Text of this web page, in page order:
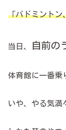
「バドミントン
当日、 自前の
体育館に一番乗
いや、やる気満